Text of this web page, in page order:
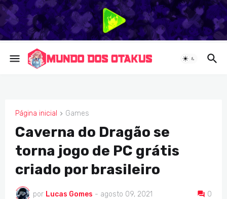
Página inicial Games
GAMES
Caverna do Dragão se
torna jogo de PC grátis
criado por brasileiro
por Lucas Gomes - agosto 09, 2021 0